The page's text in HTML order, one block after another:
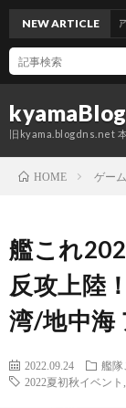
kyamaBlog
旧kyama.blogdns.net
NEW ARTICLE
ッドコムアセットの株
HOME ゲーム
艦これ
反攻上陸
湾/地中海
2022.09.24
艦隊
2022夏初秋イベント